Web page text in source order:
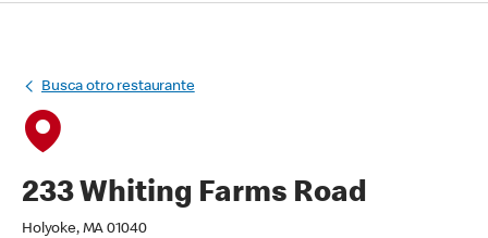
Busca otro restaurante
233 Whiting Farms Road
Holyoke, MA 01040